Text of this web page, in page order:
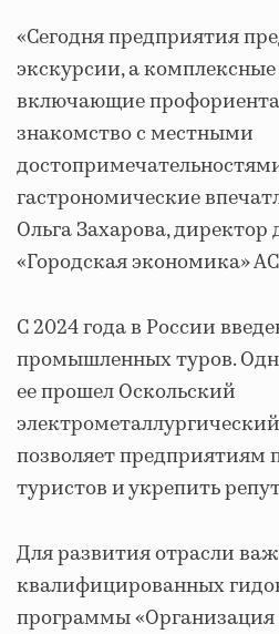
«Сегодня предприятия
экскурсии, а
включающие
знакомство с местными
гастрономические
Ольга Захарова,
«Городская экономика»
С 2024 года в России
промышленных туров.
ее прошел Оскольский
позволяет предприятиям
туристов и укрепить
Для развития отрасли
квалифицированных
программы